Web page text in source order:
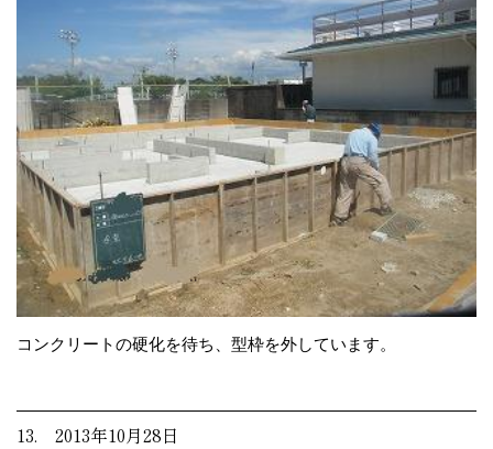
コンクリートの硬化を待ち、型枠を外しています。
13. 2013年10月28日